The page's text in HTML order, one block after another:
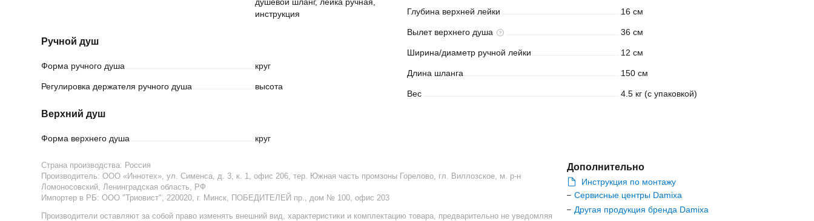
инструкция
Ручной душ
Форма ручного душа круг
Регулировка держателя ручного душа высота
Верхний душ
Форма верхнего душа круг
Глубина верхней лейки 16 см
Вылет верхнего душа 36 см
Ширина/диаметр ручной лейки 12 см
Длина шланга 150 см
Вес 4.5 кг (с упаковкой)
Страна производства: Россия
Производитель: ООО «Иннотех», ул. Сименса, д. 3, к. 1, офис 206, тер. Южная часть промзоны Горелово, гл. Виллозское, м. р-н
Ломоносовский, Ленинградская область, РФ
Импортер в РБ: ООО "Триовист", 220020, г. Минск, ПОБЕДИТЕЛЕЙ пр., дом № 100, офис 203
Производители оставляют за собой право изменять внешний вид, характеристики и комплектацию товара, предварительно не уведомляя
Дополнительно
Инструкция по монтажу
– Сервисные центры Damixa
– Другая продукция бренда Damixa